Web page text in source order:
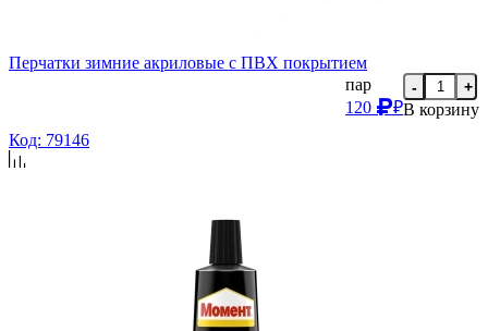
Перчатки зимние акриловые с ПВХ покрытием
пар
120
₽
- +
В корзину
Код: 79146